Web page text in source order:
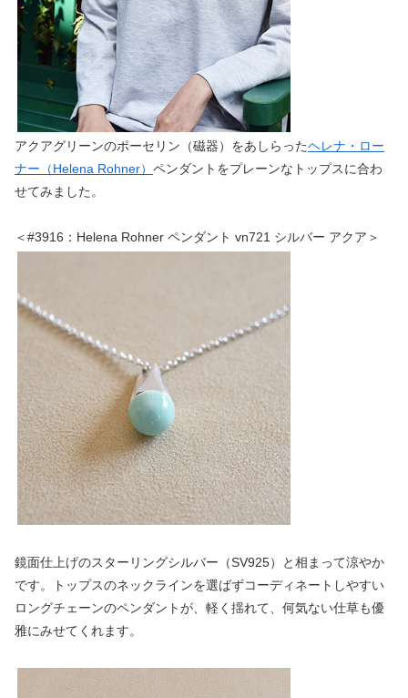
アクアグリーンのポーセリン（磁器）をあしらったヘレナ・ロー
ナー（Helena Rohner） ペンダントをプレーンなトップスに合わ
せてみました。
＜#3916：Helena Rohner ペンダント vn721 シルバー アクア＞
鏡面仕上げのスターリングシルバー（SV925）と相まって涼やか
です。トップスのネックラインを選ばずコーディネートしやすい
ロングチェーンのペンダントが、軽く揺れて、何気ない仕草も優
雅にみせてくれます。